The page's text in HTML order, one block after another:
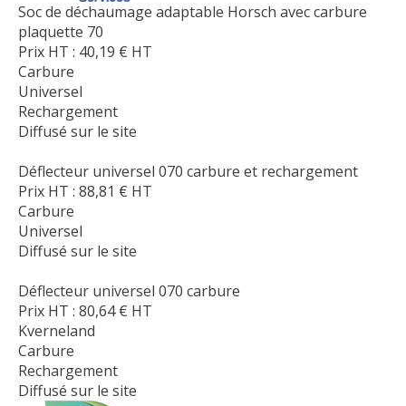
Soc de déchaumage adaptable Horsch avec carbure
plaquette 70
Prix HT : 40,19 € HT
Carbure
Universel
Rechargement
Diffusé sur le site
Déflecteur universel 070 carbure et rechargement
Prix HT : 88,81 € HT
Carbure
Universel
Diffusé sur le site
Déflecteur universel 070 carbure
Prix HT : 80,64€ HT
Kverneland
Carbure
Rechargement
Diffusé sur le site